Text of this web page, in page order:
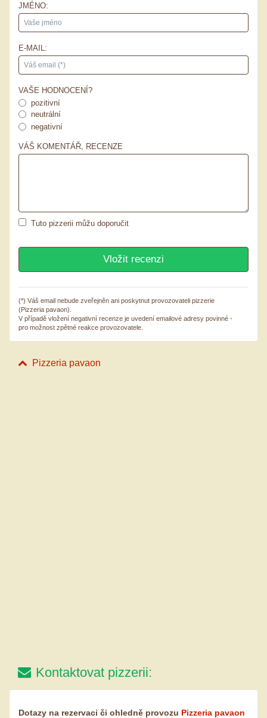
JMÉNO:
E-MAIL:
VAŠE HODNOCENÍ?
pozitivní
neutrální
negativní
VÁŠ KOMENTÁŘ, RECENZE
Tuto pizzerii můžu doporučit
(*) Váš email nebude zveřejněn ani poskytnut provozovateli pizzerie
(Pizzeria pavaon).
V případě vložení negativní recenze je uvedení emailové adresy povinné -
pro možnost zpětné reakce provozovatele.
Pizzeria pavaon
Kontaktovat pizzerii:
Dotazy na rezervaci či ohledně provozu Pizzeria pavaon